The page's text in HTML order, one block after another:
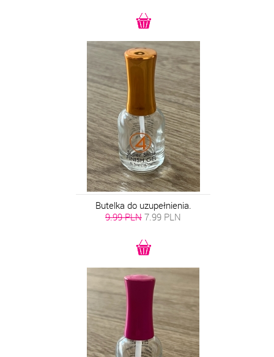
Butelka do uzupełnienia.
9.99 PLN 7.99 PLN